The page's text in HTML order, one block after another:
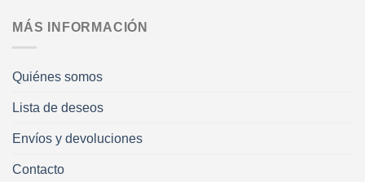
MÁS INFORMACIÓN
Quiénes somos
Lista de deseos
Envíos y devoluciones
Contacto